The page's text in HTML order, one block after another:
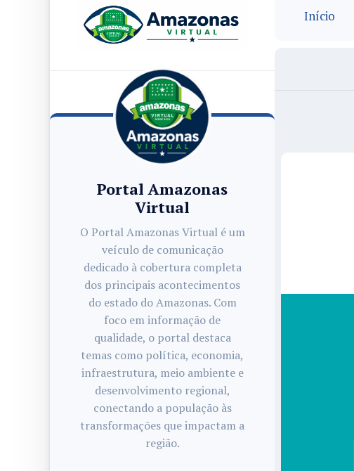
Portal Amazonas
Virtual
O Portal Amazonas Virtual é um
veículo de comunicação
dedicado à cobertura completa
dos principais acontecimentos
do estado do Amazonas. Com
foco em informação de
qualidade, o portal destaca
temas como política, economia,
infraestrutura, meio ambiente e
desenvolvimento regional,
conectando a população às
transformações que impactam a
região.
Início